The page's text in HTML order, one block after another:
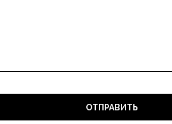
ОТПРАВИТЬ